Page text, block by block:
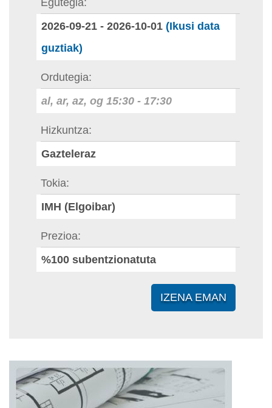
Egutegia
2026-09-21 - 2026-10-01 (Ikusi data
guztiak)
Ordutegia
al, ar, az, og 15:30 - 17:30
Hizkuntza
Gazteleraz
Tokia
IMH (Elgoibar)
Prezioa
%100 subentzionatuta
IZENA EMAN